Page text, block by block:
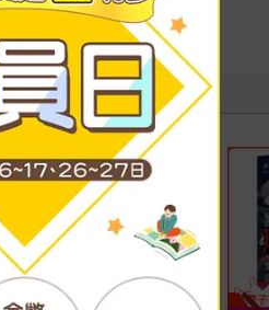
寫評價